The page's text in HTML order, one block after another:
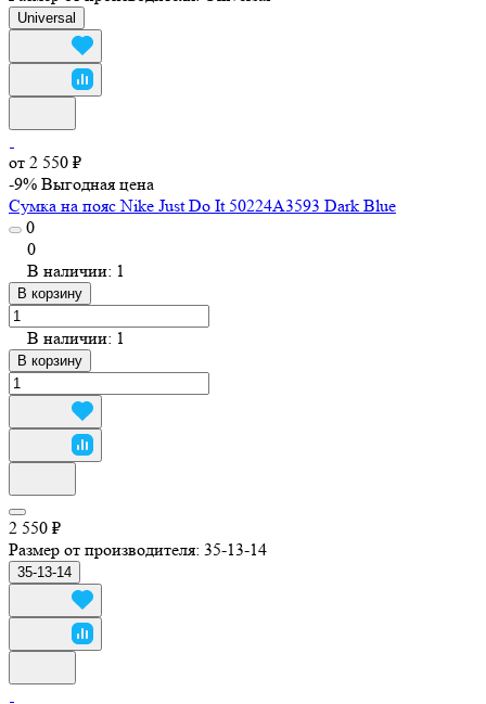
Universal
от 2 550 ₽
-9% Выгодная цена
Сумка на пояс Nike Just Do It 50224A3593 Dark Blue
0
0
В наличии: 1
В корзину
В наличии: 1
В корзину
2 550 ₽
Размер от производителя: 35-13-14
35-13-14